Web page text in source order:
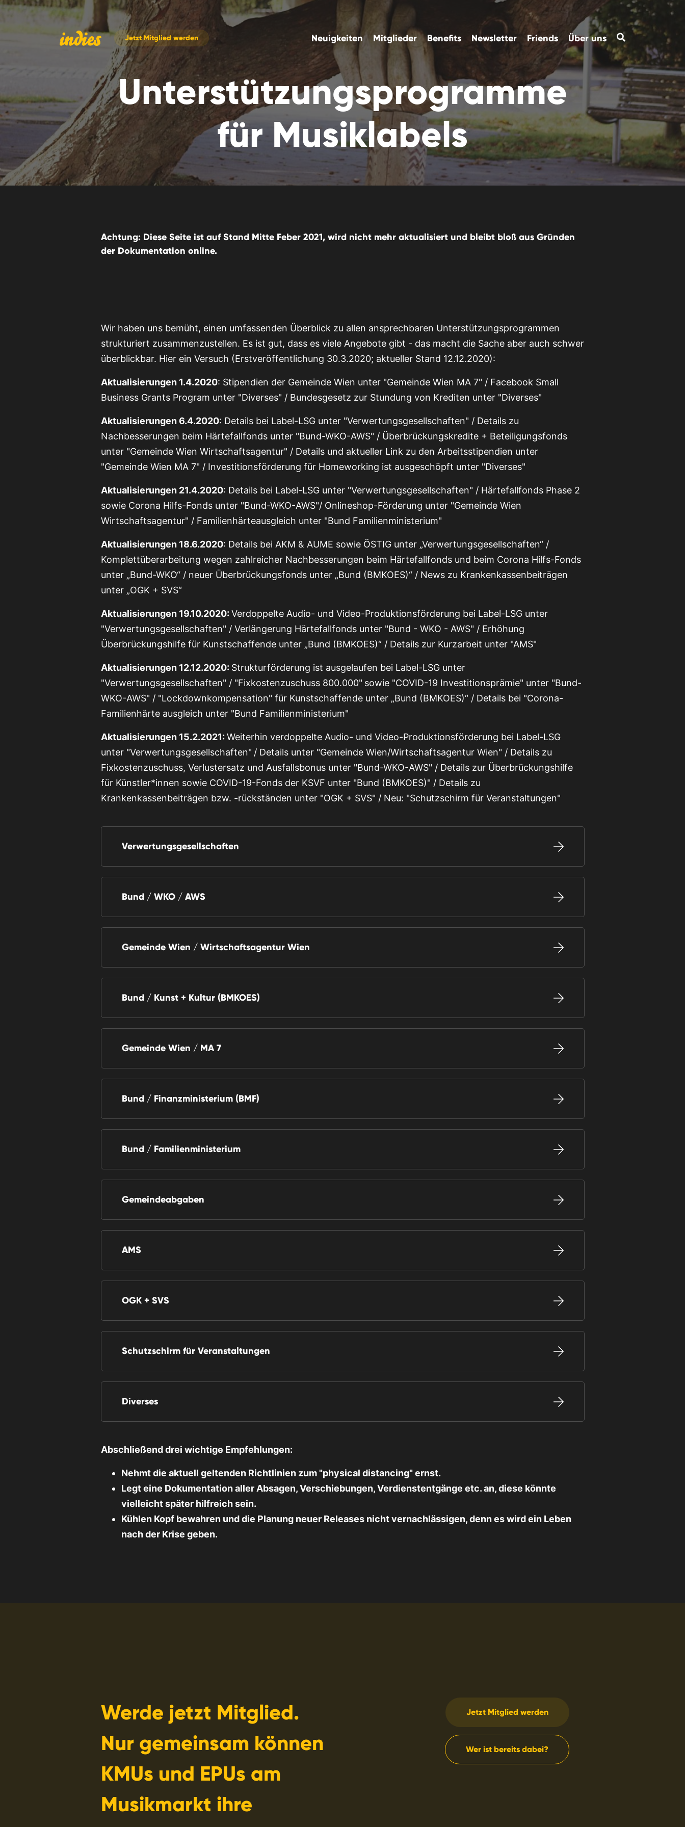
JetztMitglied werden Neuigkeiten Mitglieder Benefits Newsletter Friends Über uns
Unterstützungsprogramme
für Musiklabels
Achtung: Diese Seite ist auf Stand Mitte Feber 2021, wird nicht mehr aktualisiert und bleibt bloß aus Gründen
der Dokumentation online.
Wir haben uns bemüht, einen umfassenden Überblick zu allen ansprechbaren Unterstützungsprogrammen
strukturiert zusammenzustellen. Es ist gut, dass es viele Angebote gibt - das macht die Sache aber auch schwer
überblickbar. Hier ein Versuch (Erstveröffentlichung 30.3.2020; aktueller Stand 12.12.2020):
Aktualisierungen 1.4.2020: Stipendien der Gemeinde Wien unter "Gemeinde Wien MA 7" / Facebook Small
Business Grants Program unter "Diverses" / Bundesgesetz zur Stundung von Krediten unter "Diverses"
Aktualisierungen 6.4.2020: Details bei Label-LSG unter "Verwertungsgesellschaften" / Details zu
Nachbesserungen beim Härtefallfonds unter "Bund-WKO-AWS" / Überbrückungskredite + Beteiligungsfonds
unter "Gemeinde Wien Wirtschaftsagentur" / Details und aktueller Link zu den Arbeitsstipendien unter
"Gemeinde Wien MA 7" / Investitionsförderung für Homeworking ist ausgeschöpft unter "Diverses"
Aktualisierungen 21.4.2020: Details bei Label-LSG unter "Verwertungsgesellschaften" / Härtefallfonds Phase 2
sowie Corona Hilfs-Fonds unter "Bund-WKO-AWS"/ Onlineshop-Förderung unter "Gemeinde Wien
Wirtschaftsagentur" / Familienhärteausgleich unter "Bund Familienministerium"
Aktualisierungen 18.6.2020: Details bei AKM & AUME sowie ÖSTIG unter „Verwertungsgesellschaften“ /
Komplettüberarbeitung wegen zahlreicher Nachbesserungen beim Härtefallfonds und beim Corona Hilfs-Fonds
unter „Bund-WKO“ / neuer Überbrückungsfonds unter „Bund (BMKOES)“ / News zu Krankenkassenbeiträgen
unter „OGK + SVS“
Aktualisierungen 19.10.2020: Verdoppelte Audio- und Video-Produktionsförderung bei Label-LSG unter
"Verwertungsgesellschaften" / Verlängerung Härtefallfonds unter "Bund - WKO - AWS" / Erhöhung
Überbrückungshilfe für Kunstschaffende unter „Bund (BMKOES)“ / Details zur Kurzarbeit unter "AMS"
Aktualisierungen 12.12.2020: Strukturförderung ist ausgelaufen bei Label-LSG unter
"Verwertungsgesellschaften" / "Fixkostenzuschuss 800.000" sowie "COVID-19 Investitionsprämie" unter "Bund-
WKO-AWS" / "Lockdownkompensation" für Kunstschaffende unter „Bund (BMKOES)“ / Details bei "Corona-
Familienhärte ausgleich unter "Bund Familienministerium"
Aktualisierungen 15.2.2021: Weiterhin verdoppelte Audio- und Video-Produktionsförderung bei Label-LSG
unter "Verwertungsgesellschaften" / Details unter "Gemeinde Wien/Wirtschaftsagentur Wien" / Details zu
Fixkostenzuschuss, Verlustersatz und Ausfallsbonus unter "Bund-WKO-AWS" / Details zur Überbrückungshilfe
für Künstler*innen sowie COVID-19-Fonds der KSVF unter "Bund (BMKOES)" / Details zu
Krankenkassenbeiträgen bzw. -rückständen unter "OGK + SVS" / Neu: "Schutzschirm für Veranstaltungen"
Verwertungsgesellschaften
Bund / WKO / AWS
Gemeinde Wien / Wirtschaftsagentur Wien
Bund / Kunst + Kultur (BMKOES)
Gemeinde Wien / MA 7
Bund / Finanzministerium (BMF)
Bund / Familienministerium
Gemeindeabgaben
AMS
OGK + SVS
Schutzschirm für Veranstaltungen
Diverses
Abschließend drei wichtige Empfehlungen:
Nehmt die aktuell geltenden Richtlinien zum "physical distancing" ernst.
Legt eine Dokumentation aller Absagen, Verschiebungen, Verdienstentgänge etc. an, diese könnte
vielleicht später hilfreich sein.
Kühlen Kopf bewahren und die Planung neuer Releases nicht vernachlässigen, denn es wird ein Leben
nach der Krise geben.
Werde jetzt Mitglied.
Nur gemeinsam können
KMUs und EPUs am
Musikmarkt ihre
Jetzt Mitglied werden
Wer ist bereits dabei?